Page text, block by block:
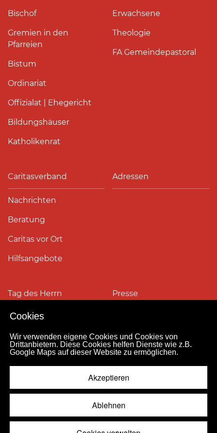
Cookies
Wir verwenden eigene Cookies und Cookies von
Drittanbietern. Diese Cookies helfen Dienste wie z.B.
Google Maps auf dieser Website zu ermöglichen.
Akzeptieren
Ablehnen
Bischof
Gremien in den
Pfarreien
Bistum
Ordinariat
Offizialat | Ehegericht
Bildungshäuser
Katholikenrat
Erwachsene
Theologie
FA Gemeindepastoral
Caritasverband
Nachrichten
Beratung
Caritas vor Ort
Hilfsangebote
Adressen
Tag des Herrn Presse
Impressum
© 2026